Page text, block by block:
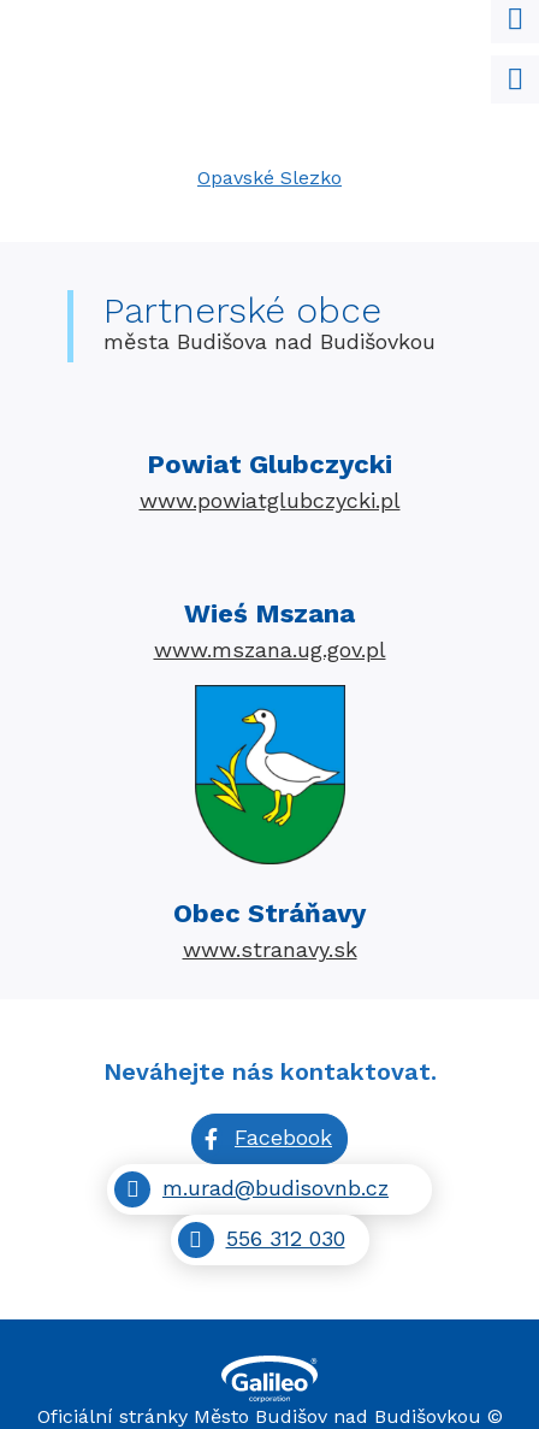
Opavské Slezko
Partnerské obce
města Budišova nad Budišovkou
Powiat Glubczycki
www.powiatglubczycki.pl
Wieś Mszana
www.mszana.ug.gov.pl
Obec Stráňavy
www.stranavy.sk
Neváhejte nás kontaktovat.
Facebook
m.urad@budisovnb.cz
556 312 030
Oficiální stránky Město Budišov nad Budišovkou ©